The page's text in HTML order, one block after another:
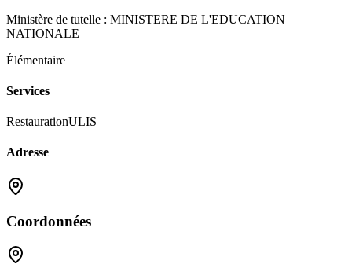
Ministère de tutelle : MINISTERE DE L'EDUCATION
NATIONALE
Élémentaire
Services
RestaurationULIS
Adresse
Coordonnées